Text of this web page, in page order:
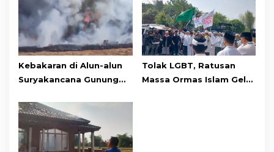
Kebakaran di Alun-alun
Suryakancana Gunung
Relawan dan Warga
Masih Bersiaga
Tolak LGBT, Ratusan
Massa Ormas Islam Gelar